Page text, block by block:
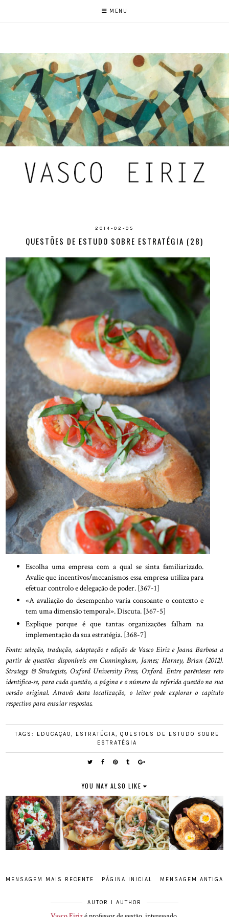
MENU
2014-02-05
QUESTÕES DE ESTUDO SOBRE ESTRATÉGIA (28)
Escolha uma empresa com a qual se sinta familiarizado.
Avalie que incentivos/mecanismos essa empresa utiliza para
efetuar controlo e delegação de poder. [367-1]
«A avaliação do desempenho varia consoante o contexto e
tem uma dimensão temporal». Discuta. [367-5]
Explique porque é que tantas organizações falham na
implementação da sua estratégia. [368-7]
Fonte: seleção, tradução, adaptação e edição de Vasco Eiriz e Joana Barbosa a
partir de questões disponíveis em Cunningham, James; Harney, Brian (2012).
Strategy & Strategists, Oxford University Press, Oxford. Entre parênteses reto
identifica-se, para cada questão, a página e o número da referida questão na sua
versão original. Através desta localização, o leitor pode explorar o capítulo
respectivo para ensaiar respostas.
TAGS: EDUCAÇÃO, ESTRATÉGIA, QUESTÕES DE ESTUDO SOBRE
ESTRATÉGIA
YOU MAY ALSO LIKE
MENSAGEM MAIS RECENTE MENSAGEM ANTIGA
PÁGINA INICIAL
AUTOR I AUTHOR